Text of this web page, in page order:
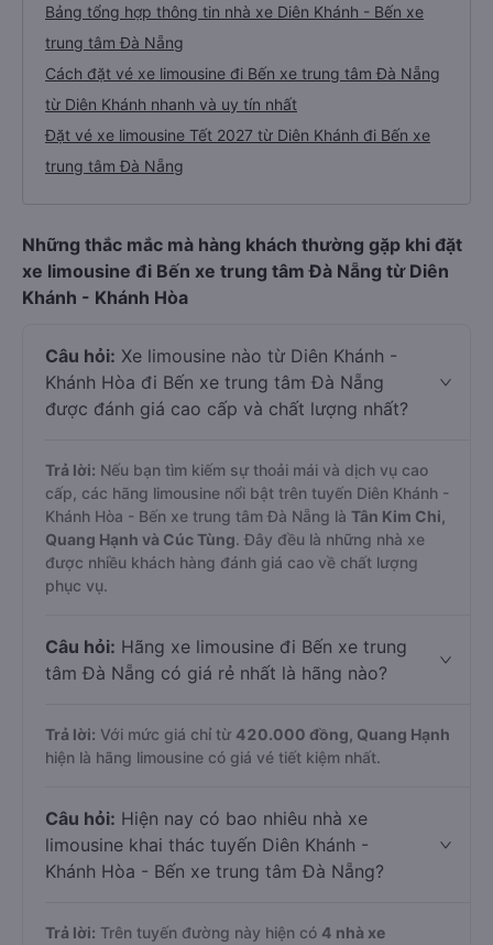
Bảng tổng hợp thông tin nhà xe Diên Khánh - Bến xe
trung tâm Đà Nẵng
Cách đặt vé xe limousine đi Bến xe trung tâm Đà Nẵng
từ Diên Khánh nhanh và uy tín nhất
Đặt vé xe limousine Tết 2027 từ Diên Khánh đi Bến xe
trung tâm Đà Nẵng
Những thắc mắc mà hàng khách thường gặp khi đặt
xe limousine đi Bến xe trung tâm Đà Nẵng từ Diên
Khánh - Khánh Hòa
Câu hỏi: Xe limousine nào từ Diên Khánh -
Khánh Hòa đi Bến xe trung tâm Đà Nẵng
được đánh giá cao cấp và chất lượng nhất?
Trả lời: Nếu bạn tìm kiếm sự thoải mái và dịch vụ cao
cấp, các hãng limousine nổi bật trên tuyến Diên Khánh -
Khánh Hòa - Bến xe trung tâm Đà Nẵng là Tân Kim Chi,
Quang Hạnh và Cúc Tùng. Đây đều là những nhà xe
được nhiều khách hàng đánh giá cao về chất lượng
phục vụ.
Câu hỏi: Hãng xe limousine đi Bến xe trung
tâm Đà Nẵng có giá rẻ nhất là hãng nào?
Trả lời: Với mức giá chỉ từ 420.000 đồng, Quang Hạnh
hiện là hãng limousine có giá vé tiết kiệm nhất.
Câu hỏi: Hiện nay có bao nhiêu nhà xe
limousine khai thác tuyến Diên Khánh -
Khánh Hòa - Bến xe trung tâm Đà Nẵng?
Trả lời: Trên tuyến đường này hiện có 4 nhà xe